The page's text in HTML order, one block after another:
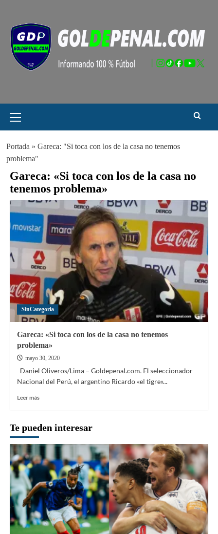
contenido
principal
Portada » Gareca: "Si toca con los de la casa no tenemos
problema"
Gareca: «Si toca con los de la casa no
tenemos problema»
SinCategoria
Gareca: «Si toca con los de la casa no tenemos
problema»
mayo 30, 2020
Daniel Oliveros/Lima – Goldepenal.com. El seleccionador
Nacional del Perú, el argentino Ricardo «el tigre»...
Leer másLeer
Gareca:
«Si
toca
los
de
la
casa
no
tenemos
problema»
Te pueden interesar